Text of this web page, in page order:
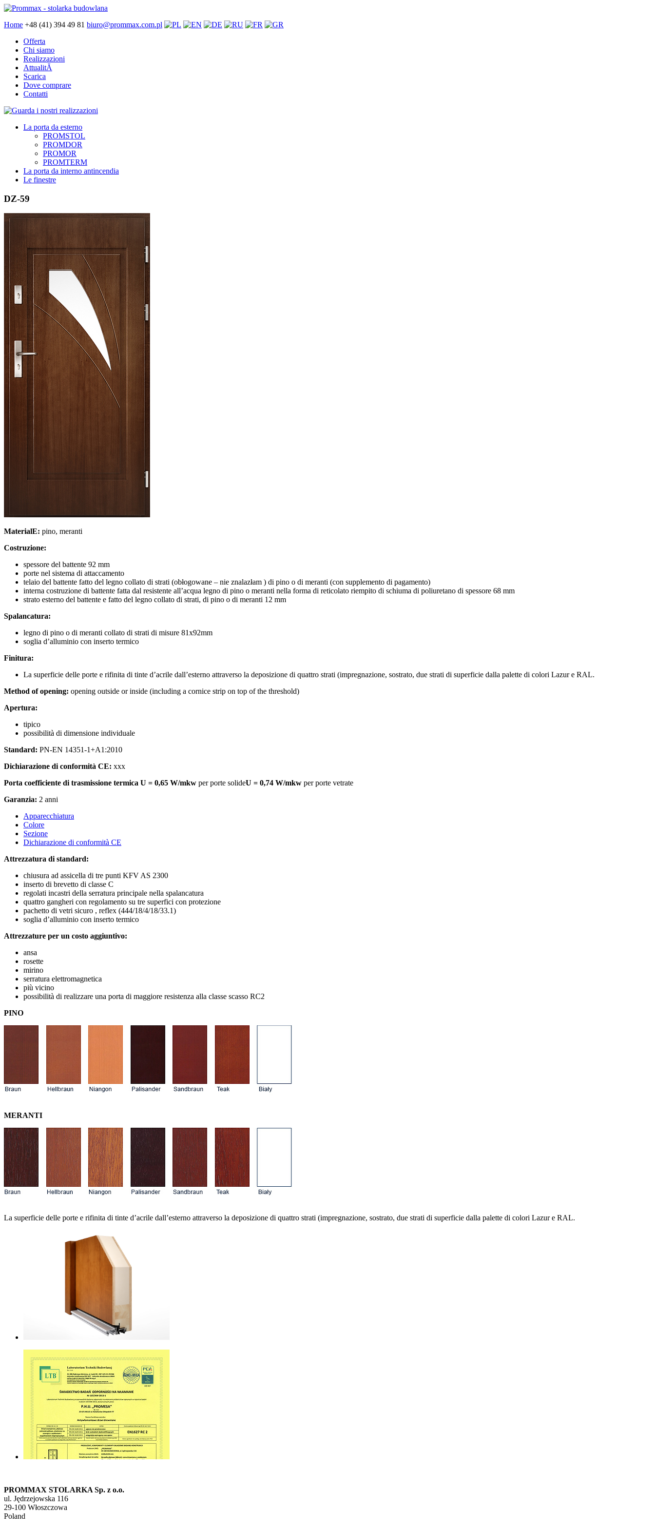
Home +48 (41) 394 49 81 biuro@prommax.com.pl
Offerta
Chi siamo
Realizzazioni
AttualitĂ
Scarica
Dove comprare
Contatti
La porta da esterno
PROMSTOL
PROMDOR
PROMOR
PROMTERM
La porta da interno antincendia
Le finestre
DZ-59
MaterialE: pino, meranti
Costruzione:
spessore del battente 92 mm
porte nel sistema di attaccamento
telaio del battente fatto del legno collato di strati (obłogowane – nie znalazłam ) di pino o di meranti (con supplemento di pagamento)
interna costruzione di battente fatta dal resistente all’acqua legno di pino o meranti nella forma di reticolato riempito di schiuma di poliuretano di spessore 68 mm
strato esterno del battente e fatto del legno collato di strati, di pino o di meranti 12 mm
Spalancatura:
legno di pino o di meranti collato di strati di misure 81x92mm
soglia d’alluminio con inserto termico
Finitura:
La superficie delle porte e rifinita di tinte d’acrile dall’esterno attraverso la deposizione di quattro strati (impregnazione, sostrato, due strati di superficie dalla palette di colori Lazur e RAL.
Method of opening: opening outside or inside (including a cornice strip on top of the threshold)
Apertura:
tipico
possibilità di dimensione individuale
Standard: PN-EN 14351-1+A1:2010
Dichiarazione di conformità CE: xxx
Porta coefficiente di trasmissione termica U = 0,65 W/mkw per porte solideU = 0,74 W/mkw per porte vetrate
Garanzia: 2 anni
Apparecchiatura
Colore
Sezione
Dichiarazione di conformità CE
Attrezzatura di standard:
chiusura ad assicella di tre punti KFV AS 2300
inserto di brevetto di classe C
regolati incastri della serratura principale nella spalancatura
quattro gangheri con regolamento su tre superfici con protezione
pachetto di vetri sicuro , reflex (444/18/4/18/33.1)
soglia d’alluminio con inserto termico
Attrezzature per un costo aggiuntivo:
ansa
rosette
mirino
serratura elettromagnetica
più vicino
possibilità di realizzare una porta di maggiore resistenza alla classe scasso RC2
PINO
MERANTI
La superficie delle porte e rifinita di tinte d’acrile dall’esterno attraverso la deposizione di quattro strati (impregnazione, sostrato, due strati di superficie dalla palette di colori Lazur e RAL.
PROMMAX STOLARKA Sp. z o.o.
ul. Jędrzejowska 116
29-100 Włoszczowa
Poland